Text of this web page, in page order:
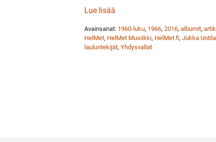
Lue lisää
Avainsanat: 1960-luku, 1966, 2016, albumit,
HelMet, HelMet Musiikki, HelMet.fi, Jukka Uotila
lauluntekijät, Yhdysvallat